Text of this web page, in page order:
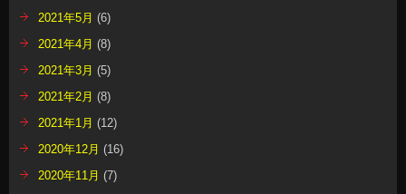
2021年5月 (6)
2021年4月 (8)
2021年3月 (5)
2021年2月 (8)
2021年1月 (12)
2020年12月 (16)
2020年11月 (7)